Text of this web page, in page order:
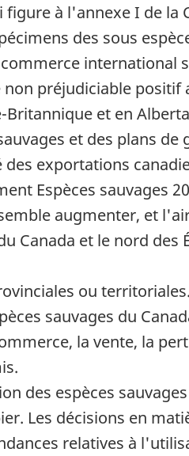
à l'annexe I de la
des sous
international
préjudiciable positif
et en
et des plans de
exportations
Espèces sauvages
augmenter, et
Canada et le nord des
ou
sauvages du
la vente, la
des espèces
Les décisions en
relatives à